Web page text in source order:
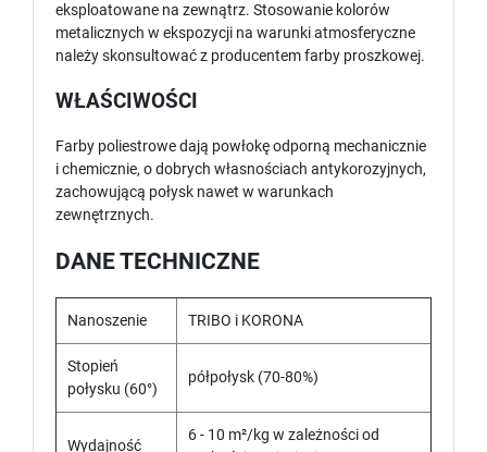
eksploatowane na zewnątrz. Stosowanie kolorów
metalicznych w ekspozycji na warunki atmosferyczne
należy skonsultować z producentem farby proszkowej.
WŁAŚCIWOŚCI
Farby poliestrowe dają powłokę odporną mechanicznie
i chemicznie, o dobrych własnościach antykorozyjnych,
zachowującą połysk nawet w warunkach
zewnętrznych.
DANE TECHNICZNE
Nanoszenie TRIBO i KORONA
Stopień
połysku (60°)
półpołysk (70-80%)
Wydajność
6 - 10 m²/kg w zależności od